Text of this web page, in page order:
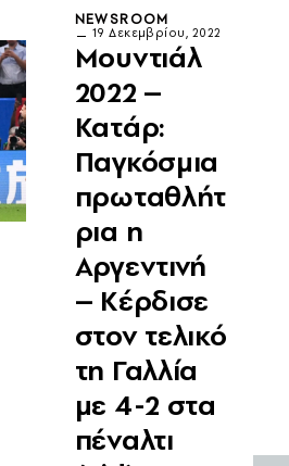
NEWSROOM
19 Δεκεμβρίου, 2022
Μουντιάλ
2022 –
Κατάρ:
Παγκόσμια
πρωταθλήτ
ρια η
Αργεντινή
– Κέρδισε
στον τελικό
τη Γαλλία
με 4-2 στα
πέναλτι